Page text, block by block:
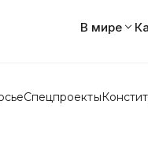
В мире
Спецпроекты